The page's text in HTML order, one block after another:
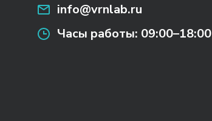
info@vrnlab.ru
Часы работы: 09:00–18:00